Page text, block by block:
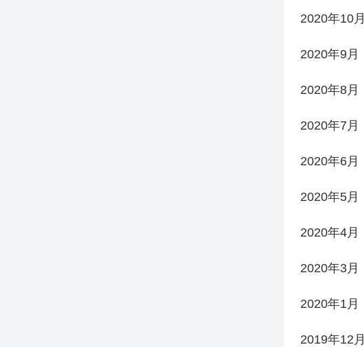
2020年10月
2020年9月
2020年8月
2020年7月
2020年6月
2020年5月
2020年4月
2020年3月
2020年1月
2019年12月